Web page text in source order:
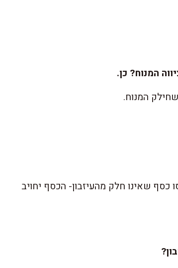
המנוח? כן.
המנוח.
כסף שאינו חלק מהעיזבון- הכסף יחויב